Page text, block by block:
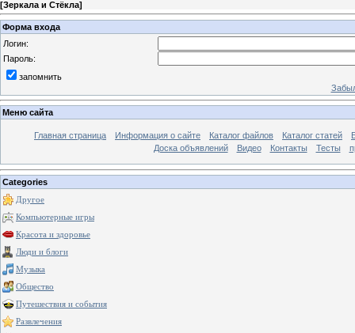
[Зеркала и Стёкла]
Форма входа
Логин:
Пароль:
запомнить
Меню сайта
Главная страница Информация о сайте Каталог файлов Каталог статей
Доска объявлений
Видео Контакты Тесты
Categories
Другое
Компьютерные игры
Красота и здоровье
Люди и блоги
Музыка
Общество
Путешествия и события
Развлечения